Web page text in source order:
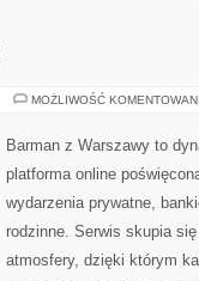
MOŻLIWOŚĆ
Barman z Warszawy to
platforma online
wydarzenia prywatne,
rodzinne. Serwis skupia
atmosfery, dzięki którym